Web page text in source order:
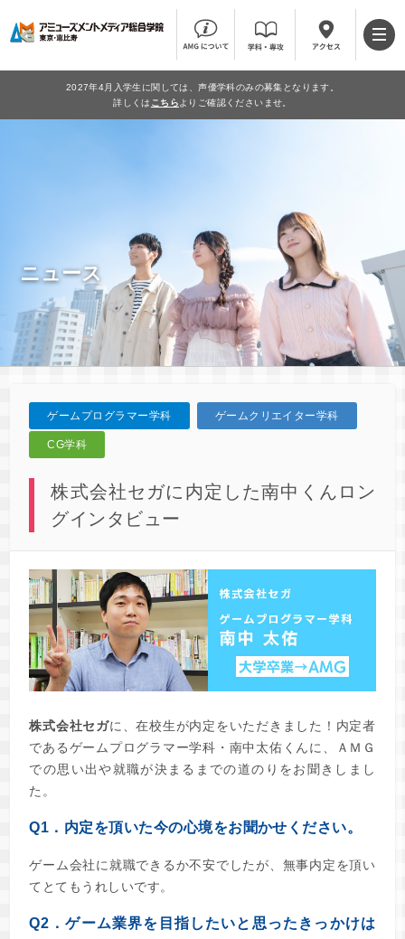
2027年4月入学生に関しては、声優学科のみの募集となります。
詳しくは こちら よりご確認くださいませ。
ニュース
ゲームプログラマー学科 ゲームクリエイター学科
CG学科
株式会社セガに内定した南中くんロン
グインタビュー
株式会社セガに、在校生が内定をいただきました！内定者
であるゲームプログラマー学科・南中太佑くんに、ＡＭＧ
での思い出や就職が決まるまでの道のりをお聞きしまし
た。
Q1．内定を頂いた今の心境をお聞かせください。
ゲーム会社に就職できるか不安でしたが、無事内定を頂い
てとてもうれしいです。
Q2．ゲーム業界を目指したいと思ったきっかけは